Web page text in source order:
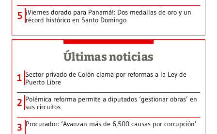
5 ¡Viernes dorado para Panamá!: Dos medallas de oro y un
récord histórico en Santo Domingo
Últimas noticias
1 Sector privado de Colón clama por reformas a la Ley de
Puerto Libre
2 Polémica reforma permite a diputados ‘gestionar obras’ en
sus circuitos
3 Procurador: ‘Avanzan más de 6,500 causas por corrupción’